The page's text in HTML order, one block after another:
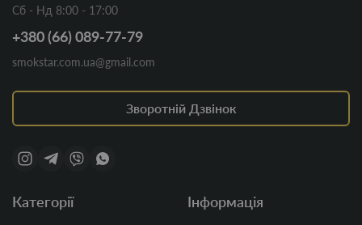
Сб - Нд 8:00 - 17:00
+380 (66) 089-77-79
smokstar.com.ua@gmail.com
Зворотній Дзвінок
Категорії Інформація